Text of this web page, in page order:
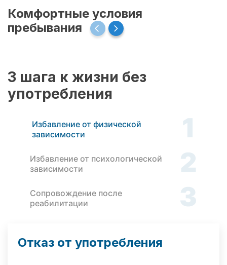
Комфортные условия
пребывания
3 шага к жизни без
употребления
Избавление от физической
зависимости
1
Избавление от психологической
зависимости
2
Сопровождение после
реабилитации
3
Отказ от употребления